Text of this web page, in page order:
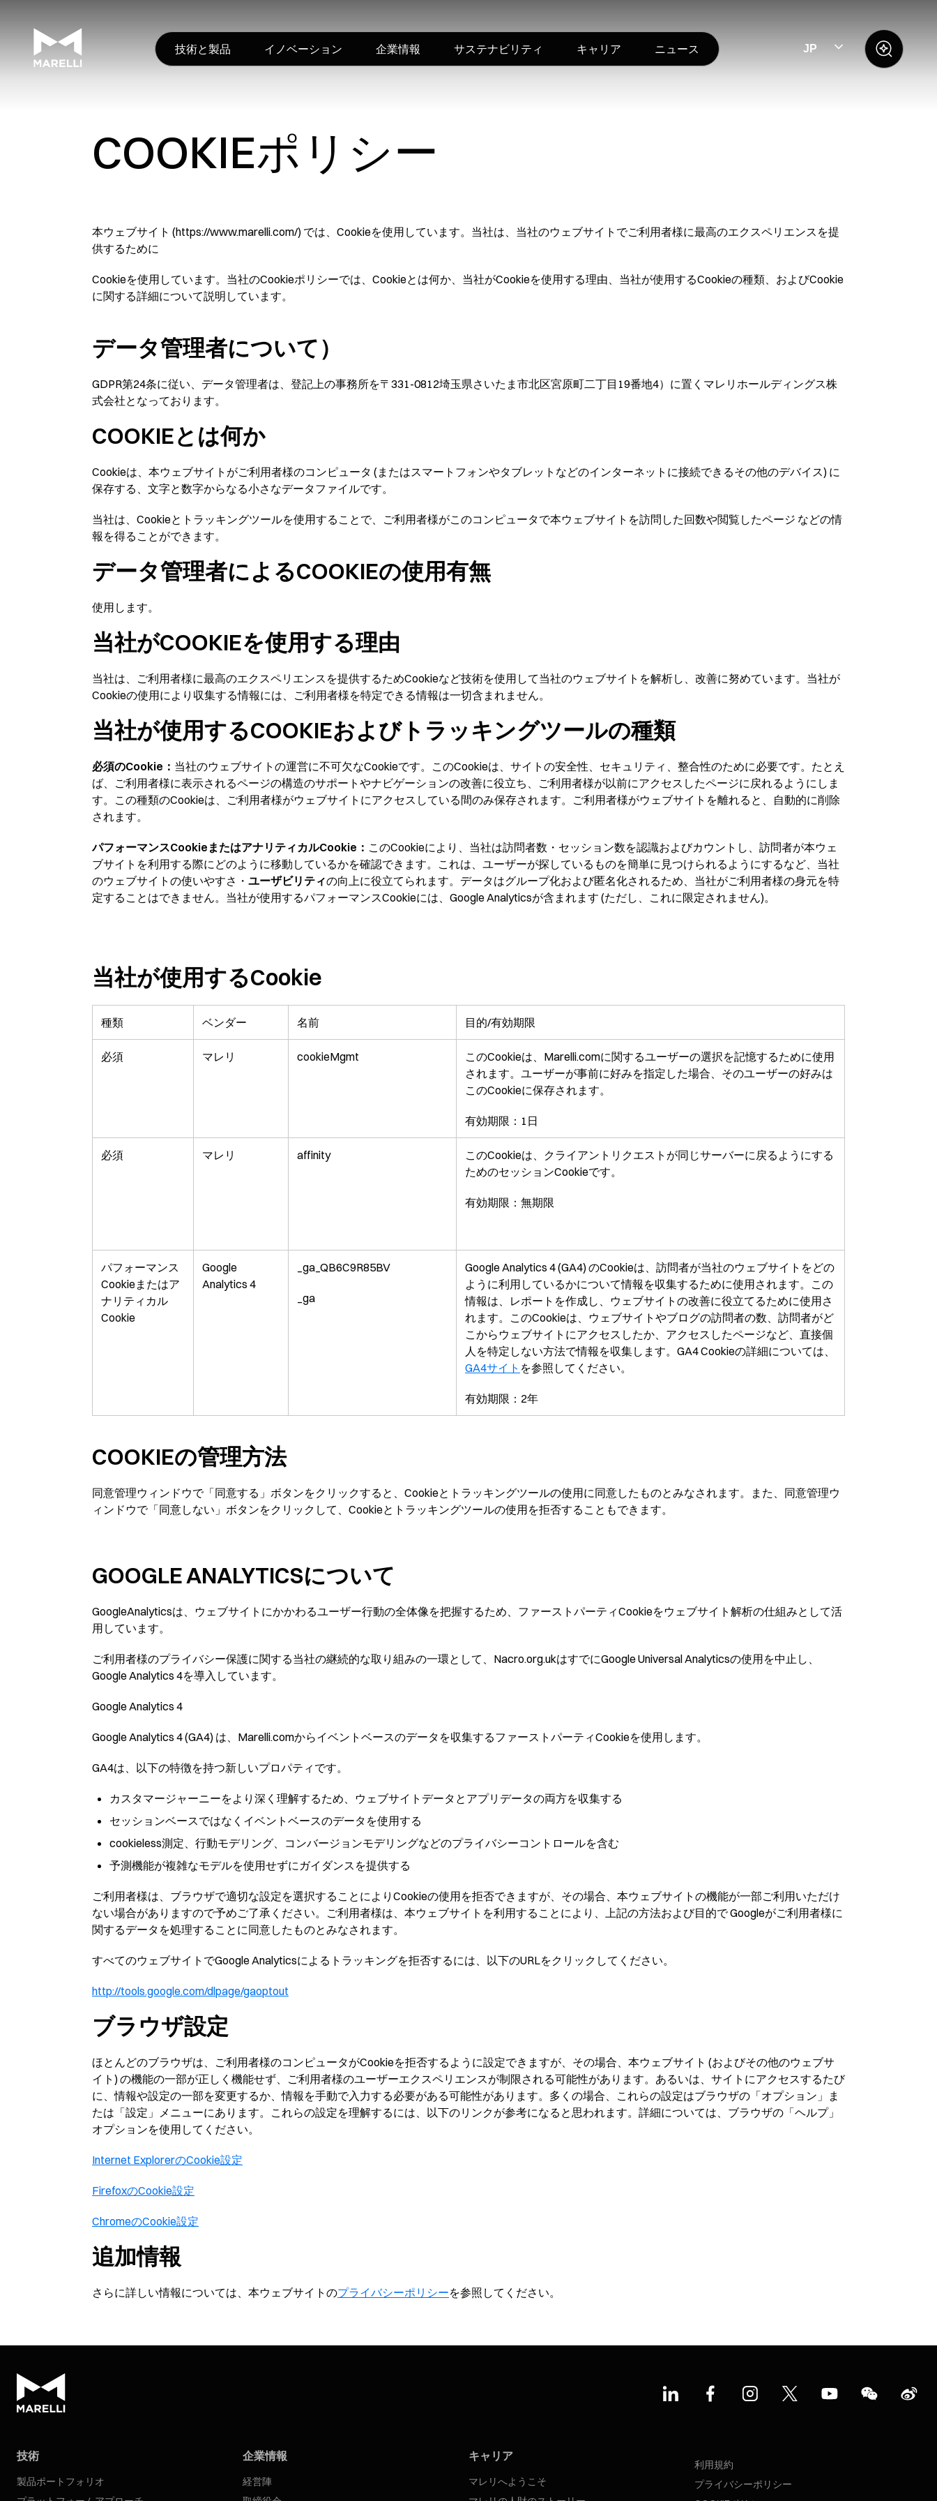
技術と製品 イノベーション 企業情報 サステナビリティ キャリア ニュース JP
COOKIEポリシー
本ウェブサイト (https://www.marelli.com/) では、Cookieを使用しています。当社は、当社のウェブサイトでご利用者様に最高のエクスペリエンスを提
供するために
Cookieを使用しています。当社のCookieポリシーでは、Cookieとは何か、当社がCookieを使用する理由、当社が使用するCookieの種類、およびCookie
に関する詳細について説明しています。
データ管理者について）
GDPR第24条に従い、データ管理者は、登記上の事務所を〒331-0812埼玉県さいたま市北区宮原町二丁目19番地4）に置くマレリホールディングス株
式会社となっております。
COOKIEとは何か
Cookieは、本ウェブサイトがご利用者様のコンピュータ (またはスマートフォンやタブレットなどのインターネットに接続できるその他のデバイス) に
保存する、文字と数字からなる小さなデータファイルです。
当社は、Cookieとトラッキングツールを使用することで、ご利用者様がこのコンピュータで本ウェブサイトを訪問した回数や閲覧したページ などの情
報を得ることができます。
データ管理者によるCOOKIEの使用有無
使用します。
当社がCOOKIEを使用する理由
当社は、ご利用者様に最高のエクスペリエンスを提供するためCookieなど技術を使用して当社のウェブサイトを解析し、改善に努めています。当社が
Cookieの使用により収集する情報には、ご利用者様を特定できる情報は一切含まれません。
当社が使用するCOOKIEおよびトラッキングツールの種類
必須のCookie： 当社のウェブサイトの運営に不可欠なCookieです。このCookieは、サイトの安全性、セキュリティ、整合性のために必要です。たとえ
ば、ご利用者様に表示されるページの構造のサポートやナビゲーションの改善に役立ち、ご利用者様が以前にアクセスしたページに戻れるようにしま
す。この種類のCookieは、ご利用者様がウェブサイトにアクセスしている間のみ保存されます。ご利用者様がウェブサイトを離れると、自動的に削除
されます。
パフォーマンスCookieまたはアナリティカルCookie： このCookieにより、当社は訪問者数・セッション数を認識およびカウントし、訪問者が本ウェ
ブサイトを利用する際にどのように移動しているかを確認できます。これは、ユーザーが探しているものを簡単に見つけられるようにするなど、当社
のウェブサイトの使いやすさ・ ユーザビリティの向上に役立てられます。データはグループ化および匿名化されるため、当社がご利用者様の身元を特
定することはできません。当社が使用するパフォーマンスCookieには、Google Analyticsが含まれます (ただし、これに限定されません)。
当社が使用するCookie
種類 ベンダー 名前 目的/有効期限
必須 マレリ cookieMgmt
このCookieは、Marelli.comに関するユーザーの選択を記憶するために使用
されます。ユーザーが事前に好みを指定した場合、そのユーザーの好みは
このCookieに保存されます。
有効期限：1日
必須 マレリ affinity
このCookieは、クライアントリクエストが同じサーバーに戻るようにする
ためのセッションCookieです。
有効期限：無期限
パフォーマンス
Cookieまたはア
ナリティカル
Cookie
Google
Analytics 4
_ga_QB6C9R85BV
_ga
Google Analytics 4 (GA4) のCookieは、訪問者が当社のウェブサイトをどの
ように利用しているかについて情報を収集するために使用されます。この
情報は、レポートを作成し、ウェブサイトの改善に役立てるために使用さ
れます。このCookieは、ウェブサイトやブログの訪問者の数、訪問者がど
こからウェブサイトにアクセスしたか、アクセスしたページなど、直接個
人を特定しない方法で情報を収集します。GA4 Cookieの詳細については、
GA4サイト を参照してください。
有効期限：2年
COOKIEの管理方法
同意管理ウィンドウで「同意する」ボタンをクリックすると、Cookieとトラッキングツールの使用に同意したものとみなされます。また、同意管理ウ
ィンドウで「同意しない」ボタンをクリックして、Cookieとトラッキングツールの使用を拒否することもできます。
GOOGLE ANALYTICSについて
GoogleAnalyticsは、ウェブサイトにかかわるユーザー行動の全体像を把握するため、ファーストパーティCookieをウェブサイト解析の仕組みとして活
用しています。
ご利用者様のプライバシー保護に関する当社の継続的な取り組みの一環として、Nacro.org.ukはすでにGoogle Universal Analyticsの使用を中止し、
Google Analytics 4を導入しています。
Google Analytics 4
Google Analytics 4 (GA4) は、Marelli.comからイベントベースのデータを収集するファーストパーティCookieを使用します。
GA4は、以下の特徴を持つ新しいプロパティです。
カスタマージャーニーをより深く理解するため、ウェブサイトデータとアプリデータの両方を収集する
セッションベースではなくイベントベースのデータを使用する
cookieless測定、行動モデリング、コンバージョンモデリングなどのプライバシーコントロールを含む
予測機能が複雑なモデルを使用せずにガイダンスを提供する
ご利用者様は、ブラウザで適切な設定を選択することによりCookieの使用を拒否できますが、その場合、本ウェブサイトの機能が一部ご利用いただけ
ない場合がありますので予めご了承ください。ご利用者様は、本ウェブサイトを利用することにより、上記の方法および目的で Googleがご利用者様に
関するデータを処理することに同意したものとみなされます。
すべてのウェブサイトでGoogle Analyticsによるトラッキングを拒否するには、以下のURLをクリックしてください。
http://tools.google.com/dlpage/gaoptout
ブラウザ設定
ほとんどのブラウザは、ご利用者様のコンピュータがCookieを拒否するように設定できますが、その場合、本ウェブサイト (およびその他のウェブサ
イト) の機能の一部が正しく機能せず、ご利用者様のユーザーエクスペリエンスが制限される可能性があります。あるいは、サイトにアクセスするたび
に、情報や設定の一部を変更するか、情報を手動で入力する必要がある可能性があります。多くの場合、これらの設定はブラウザの「オプション」ま
たは「設定」メニューにあります。これらの設定を理解するには、以下のリンクが参考になると思われます。詳細については、ブラウザの「ヘルプ」
オプションを使用してください。
Internet ExplorerのCookie設定
FirefoxのCookie設定
ChromeのCookie設定
追加情報
さらに詳しい情報については、本ウェブサイトのプライバシーポリシーを参照してください。
技術
製品ポートフォリオ
企業情報
経営陣
キャリア
マレリへようこそ
利用規約
プライバシーポリシー